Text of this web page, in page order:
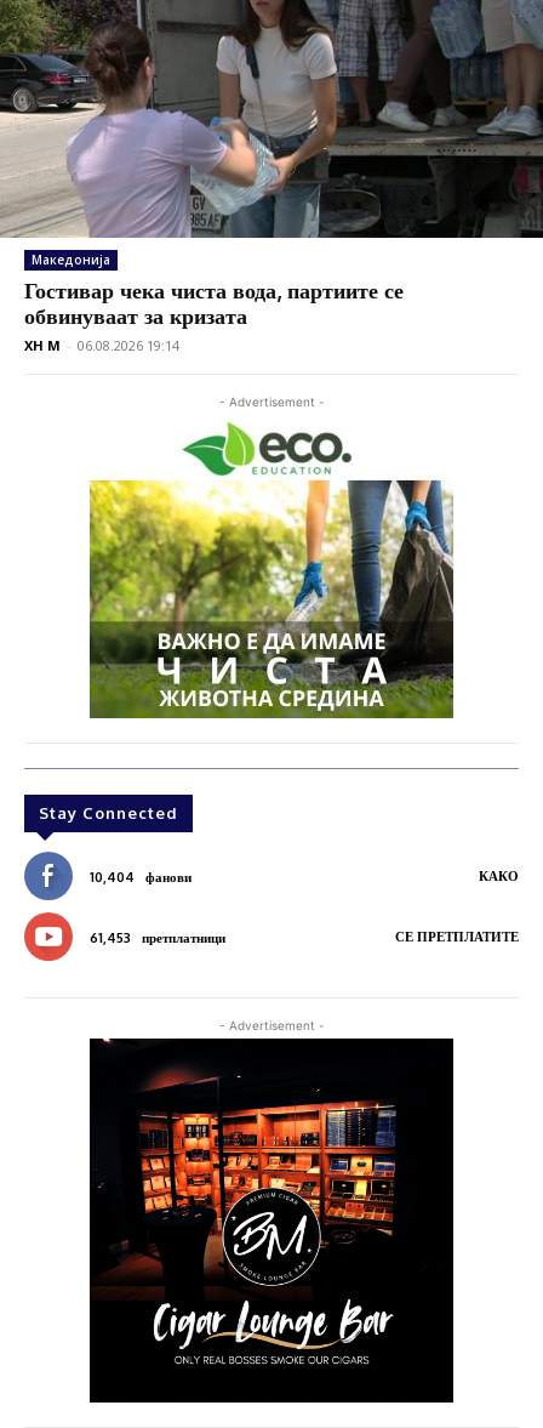
Македонија
Гостивар чека чиста вода, партиите се
обвинуваат за кризата
XH M - 06.08.2026 19:14
- Advertisement -
Stay Connected
10,404 фанови КАКО
61,453 претплатници СЕ ПРЕТПЛАТИТЕ
- Advertisement -